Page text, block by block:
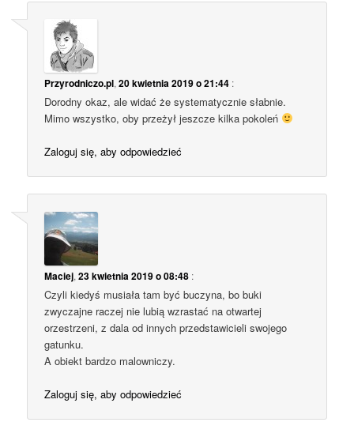
Przyrodniczo.pl,20 kwietnia 2019 o 21:44 :
Dorodny okaz, ale widać że systematycznie słabnie.
Mimo wszystko, oby przeżył jeszcze kilka pokoleń
Zaloguj się, aby odpowiedzieć
Maciej,23 kwietnia 2019 o 08:48 :
Czyli kiedyś musiała tam być buczyna, bo buki
zwyczajne raczej nie lubią wzrastać na otwartej
orzestrzeni, z dala od innych przedstawicieli swojego
gatunku.
A obiekt bardzo malowniczy.
Zaloguj się, aby odpowiedzieć